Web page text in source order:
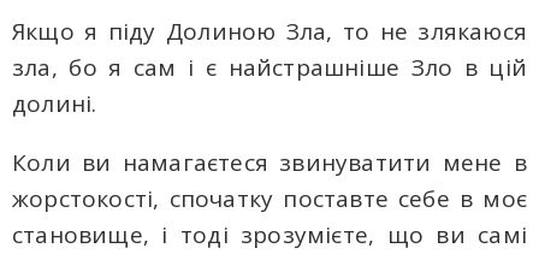
Якщо я піду Долиною Зла, то не злякаюся
зла, бо я сам і є найстрашніше Зло в цій
долині.
Коли ви намагаєтеся звинуватити мене в
жорстокості, спочатку поставте себе в моє
становище, і тоді зрозумієте, що ви самі